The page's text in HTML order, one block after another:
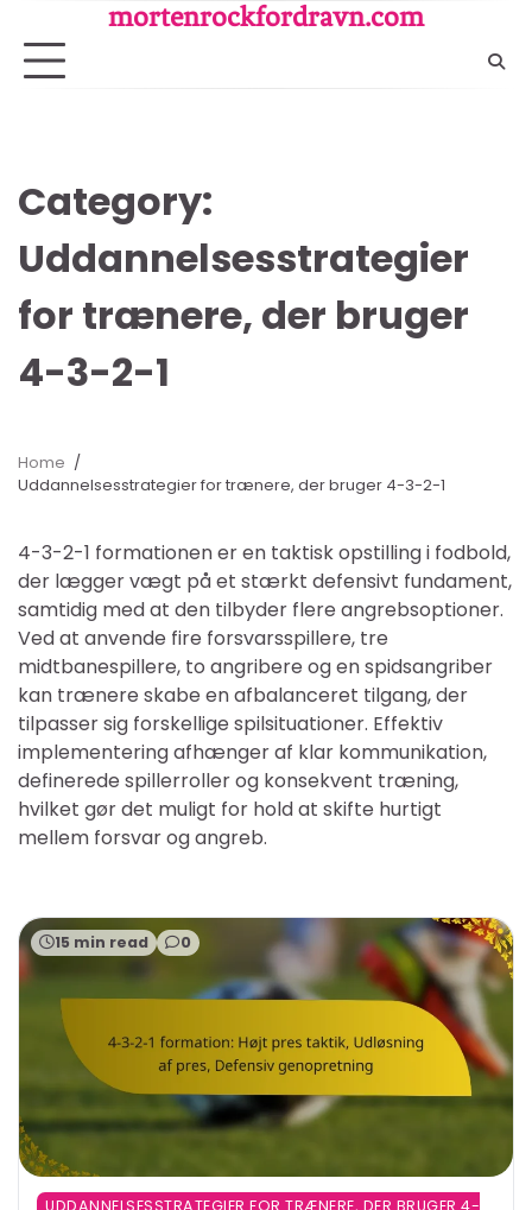
content
mortenrockfordravn.com
Category:
Uddannelsesstrategier
for trænere, der bruger
4-3-2-1
Home
Uddannelsesstrategier for trænere, der bruger 4-3-2-1
4-3-2-1 formationen er en taktisk opstilling i fodbold,
der lægger vægt på et stærkt defensivt fundament,
samtidig med at den tilbyder flere angrebsoptioner.
Ved at anvende fire forsvarsspillere, tre
midtbanespillere, to angribere og en spidsangriber
kan trænere skabe en afbalanceret tilgang, der
tilpasser sig forskellige spilsituationer. Effektiv
implementering afhænger af klar kommunikation,
definerede spillerroller og konsekvent træning,
hvilket gør det muligt for hold at skifte hurtigt
mellem forsvar og angreb.
15 min read 0